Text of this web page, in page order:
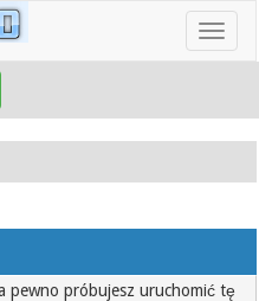
pewno próbujesz uruchomić tę